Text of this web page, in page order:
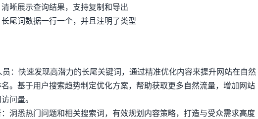
晰展示查询结果，支持复制和导出
尾词数据一行一个，并且注明了类型
：快速发现高潜力的长尾关键词，通过精准优化内容来提升网站在自然
。基于用户搜索趋势制定优化方案，帮助获取更多自然流量，增加网站
问量。
洞悉热门问题和相关搜索词，有效规划内容策略，打造与受众需求高度